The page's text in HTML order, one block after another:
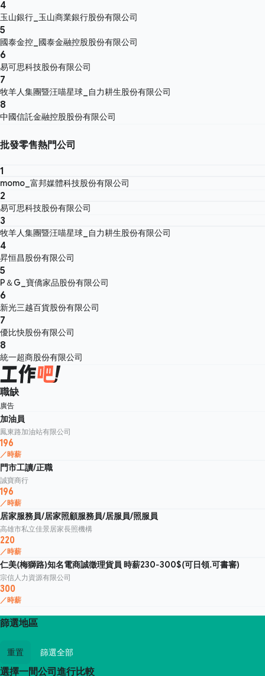
4
玉山銀行_玉山商業銀行股份有限公司
5
國泰金控_國泰金融控股股份有限公司
6
易可思科技股份有限公司
7
牧羊人集團暨汪喵星球_自力耕生股份有限公司
8
中國信託金融控股股份有限公司
批發零售熱門公司
1
momo_富邦媒體科技股份有限公司
2
易可思科技股份有限公司
3
牧羊人集團暨汪喵星球_自力耕生股份有限公司
4
昇恒昌股份有限公司
5
P＆G_寶僑家品股份有限公司
6
新光三越百貨股份有限公司
7
優比快股份有限公司
8
統一超商股份有限公司
職缺
廣告
加油員
鳳東路加油站有限公司
196
／時薪
門市工讀/正職
誠寶商行
196
／時薪
居家服務員/居家照顧服務員/居服員/照服員
高雄市私立佳景居家長照機構
220
／時薪
仁美(梅獅路)知名電商誠徵理貨員 時薪230-300$(可日領.可書審)
宗信人力資源有限公司
300
／時薪
篩選地區
重置 篩選全部
選擇一間公司進行比較